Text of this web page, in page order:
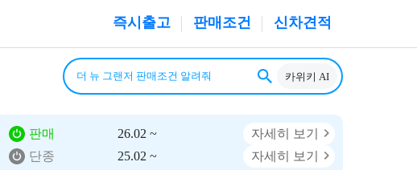
즉시출고 판매조건 신차견적
카위키 AI
판매 26.02 ~
자세히 보기
단종 25.02 ~ 자세히 보기